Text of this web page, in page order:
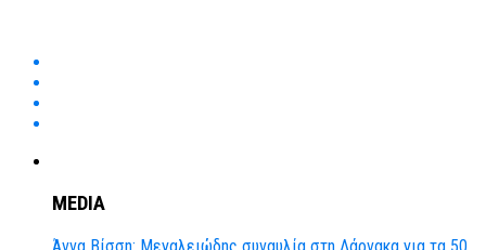
MEDIA